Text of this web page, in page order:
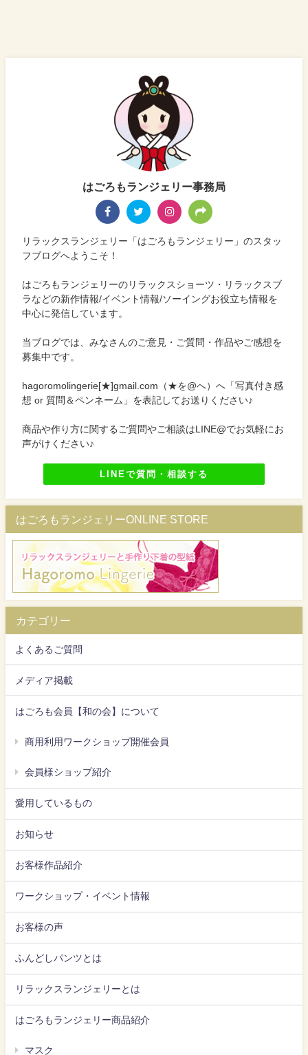
はごろもランジェリー事務局
リラックスランジェリー「はごろもランジェリー」のスタッ
フブログへようこそ！
はごろもランジェリーのリラックスショーツ・リラックスブ
ラなどの新作情報/イベント情報/ソーイングお役立ち情報を
中心に発信しています。
当ブログでは、みなさんのご意見・ご質問・作品やご感想を
募集中です。
hagoromolingerie[★]gmail.com（★を@へ）へ「写真付き感
想 or 質問＆ペンネーム」を表記してお送りください♪
商品や作り方に関するご質問やご相談はLINE@でお気軽にお
声がけください♪
LINEで質問・相談する
はごろもランジェリーONLINE STORE
カテゴリー
よくあるご質問
メディア掲載
はごろも会員【和の会】について
商用利用ワークショップ開催会員
会員様ショップ紹介
愛用しているもの
お知らせ
お客様作品紹介
ワークショップ・イベント情報
お客様の声
ふんどしパンツとは
リラックスランジェリーとは
はごろもランジェリー商品紹介
マスク